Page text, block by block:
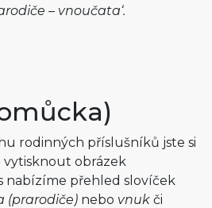
– vnoučata‘.
rodinných příslušníků jste si
vytisknout obrázek
nabízíme přehled slovíček
(prarodiče) nebo vnuk či